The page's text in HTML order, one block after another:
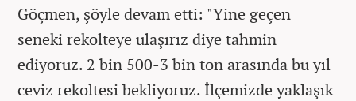
Göçmen, şöyle devam etti: "Yine geçen
seneki rekolteye ulaşırız diye tahmin
ediyoruz. 2 bin 500-3 bin ton arasında bu yıl
ceviz rekoltesi bekliyoruz. İlçemizde yaklaşık